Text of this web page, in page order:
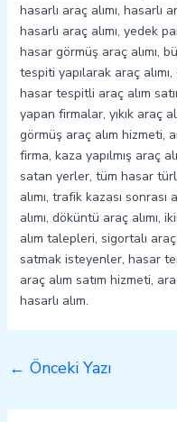
hasarlı araç alımı, hasarlı
hasarlı araç alımı, yedek
hasar görmüş araç alımı,
tespiti yapılarak araç
hasar tespitli araç alım
yapan firmalar, yıkık araç
görmüş araç alım hizmeti,
firma, kaza yapılmış araç
satan yerler, tüm hasar
alımı, trafik kazası sonrası
alımı, döküntü araç alımı,
alım talepleri, sigortalı araç
satmak isteyenler, hasar
araç alım satım hizmeti,
hasarlı alım.
← Önceki Yazı